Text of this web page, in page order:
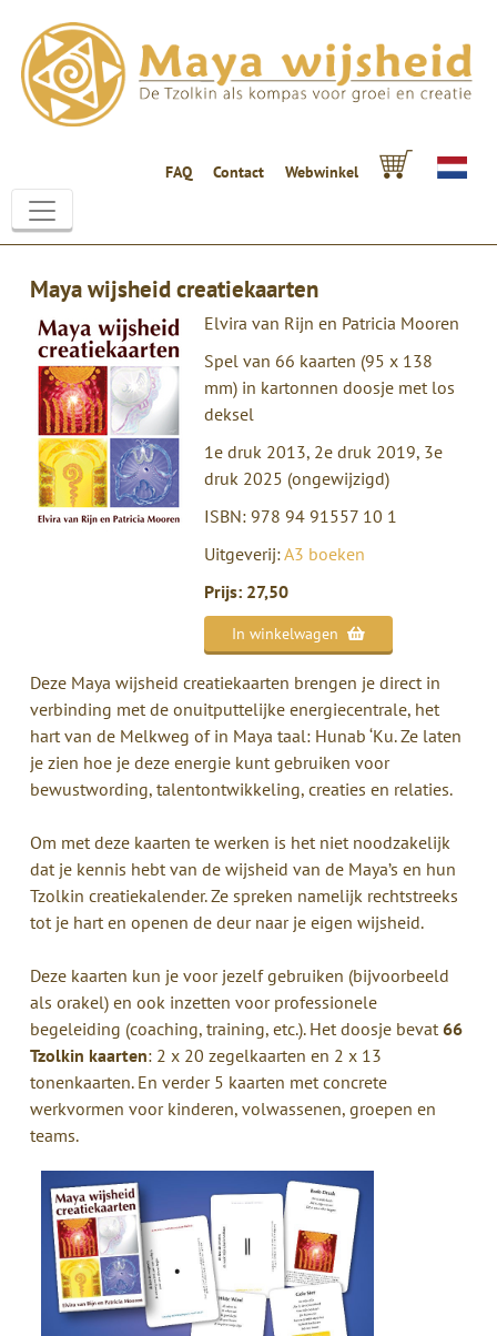
FAQ Contact Webwinkel
Maya wijsheid creatiekaarten
Elvira van Rijn en Patricia Mooren
Spel van 66 kaarten (95 x 138
mm) in kartonnen doosje met los
deksel
1e druk 2013, 2e druk 2019, 3e
druk 2025 (ongewijzigd)
ISBN: 978 94 91557 10 1
Uitgeverij:A3 boeken
Prijs: 27,50
In winkelwagen
Deze Maya wijsheid creatiekaarten brengen je direct in
verbinding met de onuitputtelijke energiecentrale, het
hart van de Melkweg of in Maya taal: Hunab ‘Ku. Ze laten
je zien hoe je deze energie kunt gebruiken voor
bewustwording, talentontwikkeling, creaties en relaties.
Om met deze kaarten te werken is het niet noodzakelijk
dat je kennis hebt van de wijsheid van de Maya’s en hun
Tzolkin creatiekalender. Ze spreken namelijk rechtstreeks
tot je hart en openen de deur naar je eigen wijsheid.
Deze kaarten kun je voor jezelf gebruiken (bijvoorbeeld
als orakel) en ook inzetten voor professionele
begeleiding (coaching, training, etc.). Het doosje bevat 66
Tzolkin kaarten: 2 x 20 zegelkaarten en 2 x 13
tonenkaarten. En verder 5 kaarten met concrete
werkvormen voor kinderen, volwassenen, groepen en
teams.